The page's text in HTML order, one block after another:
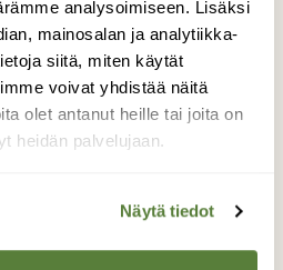
analysoimiseen. Lisäksi
mainosalan ja analytiikka-
siitä, miten käytät
voivat yhdistää näitä
olet antanut heille tai joita on
heidän palvelujaan.
Näytä tiedot
väripilkku.
Holma Lahti 29.5.2025